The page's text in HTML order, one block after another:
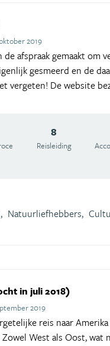
2019
afspraak gemaakt om
gesmeerd en de
vergeten! De website
8
Reisleiding
Natuurliefhebbers,
in juli 2018)
2019
reis naar
West als Oost, wat